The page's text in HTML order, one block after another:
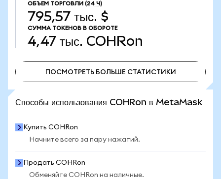
ОБЪЕМ ТОРГОВЛИ (24 Ч)
795,57 тыс. $
СУММА ТОКЕНОВ В ОБОРОТЕ
4,47 тыс. COHRon
ПОСМОТРЕТЬ БОЛЬШЕ СТАТИСТИКИ
Способы использования COHRon в MetaMask
Купить COHRon
Начните всего за пару нажатий.
Продать COHRon
Обменяйте COHRon на наличные.